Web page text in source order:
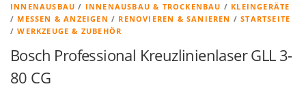
INNENAUSBAU / INNENAUSBAU & TROCKENBAU / KLEINGERÄTE
/ MESSEN & ANZEIGEN / RENOVIEREN & SANIEREN /STARTSEITE
/WERKZEUGE & ZUBEHÖR
Bosch Professional Kreuzlinienlaser GLL 3-
80 CG